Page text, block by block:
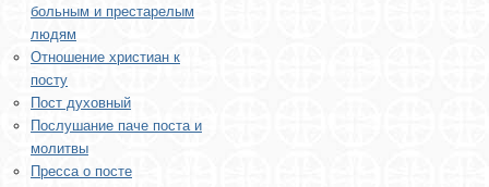
больным и престарелым
людям
Отношение христиан к
посту
Пост духовный
Послушание паче поста и
молитвы
Пресса о посте